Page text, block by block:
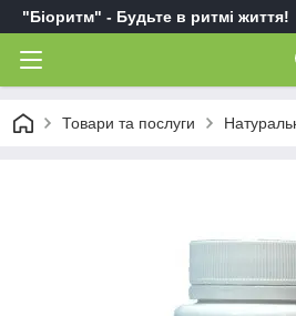
"Біоритм" - Будьте в ритмі життя!
Товари та послуги